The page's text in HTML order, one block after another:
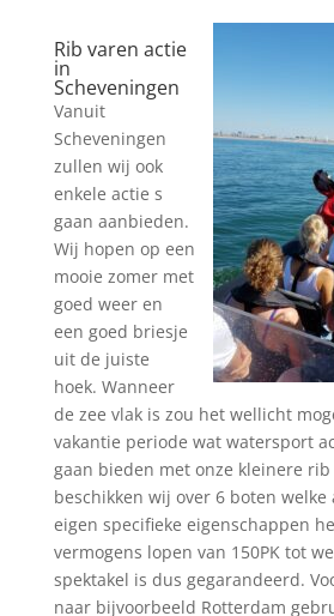
Rib varen actie
in
Scheveningen
Vanuit
Scheveningen
zullen wij ook
enkele actie s
gaan aanbieden.
Wij hopen op een
mooie zomer met
goed weer en
een goed briesje
uit de juiste
hoek. Wanneer
de zee vlak is zou het wellicht
vakantie periode wat watersport
gaan bieden met onze kleinere
beschikken wij over 6 boten
eigen specifieke eigenschappen
vermogens lopen van 150PK tot
spektakel is dus gegarandeerd.
naar bijvoorbeeld Rotterdam